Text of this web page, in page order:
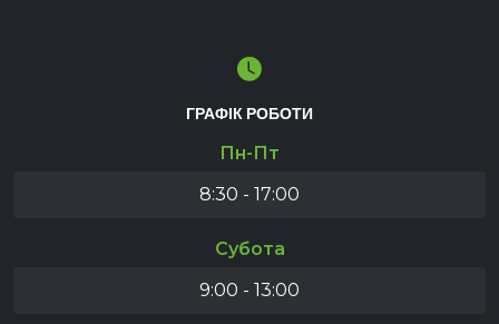
ГРАФІК РОБОТИ
Пн-Пт
8:30 - 17:00
Субота
9:00 - 13:00